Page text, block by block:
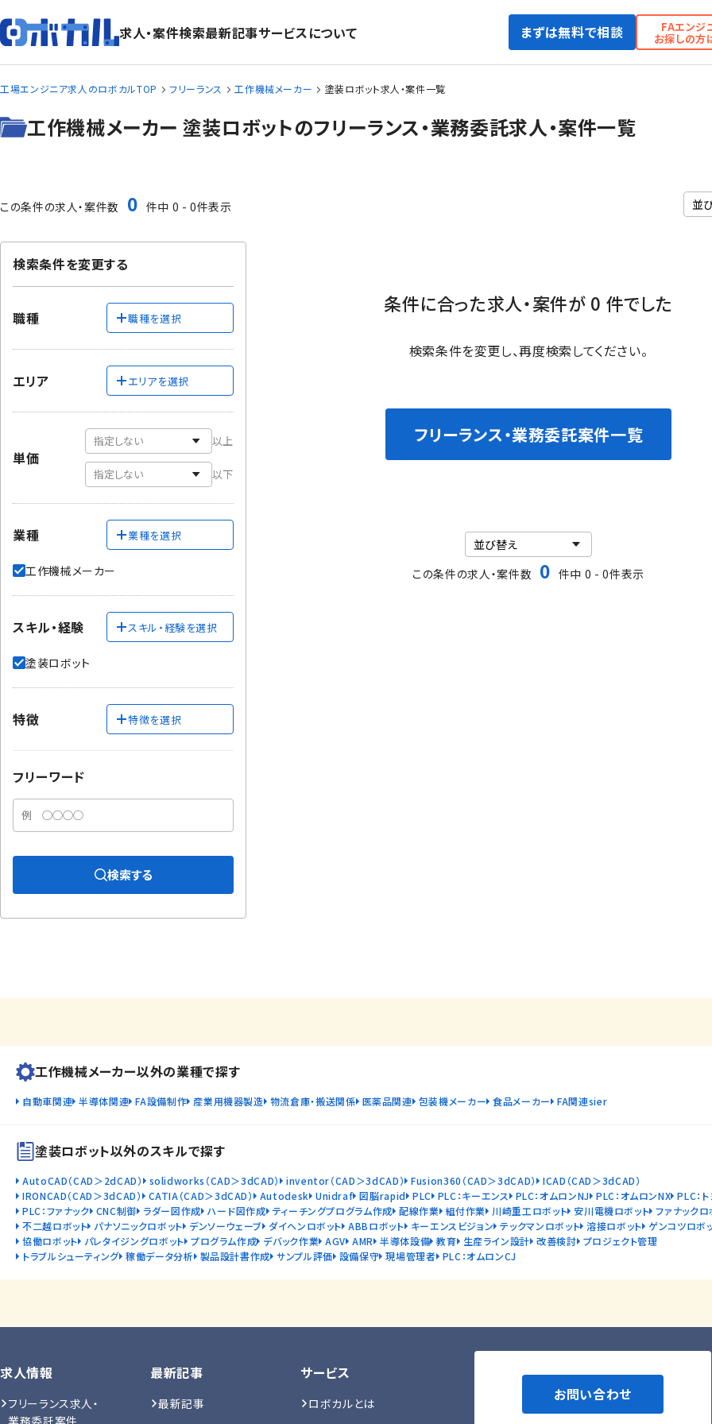
求人・案件検索最新記事サービスについて まずは無料で相談 FAエンジ
お探しの方
工場エンジニア求人のロボカルTOP フリーランス 工作機械メーカー 塗装ロボット求人・案件一覧
工作機械メーカー 塗装ロボットのフリーランス・業務委託求人・案件一覧
この条件の求人・案件数 0 件中 0 - 0件表示
条件に合った求人・案件が 0 件でした
検索条件を変更し、再度検索してください。
フリーランス・業務委託案件一覧
この条件の求人・案件数 0 件中 0 - 0件表示
検索条件を変更する
職種 職種を選択
エリア エリアを選択
単価
以上
以下
業種 業種を選択
工作機械メーカー
スキル・経験 スキル・経験を選択
塗装ロボット
特徴 特徴を選択
フリーワード
検索する
工作機械メーカー以外の業種で探す
自動車関連 半導体関連 FA設備制作 産業用機器製造 物流倉庫・搬送関係 医薬品関連 包装機メーカー 食品メーカー FA関連sier
塗装ロボット以外のスキルで探す
AutoCAD（CAD＞2dCAD） solidworks（CAD＞3dCAD） inventor（CAD＞3dCAD） Fusion360（CAD＞3dCAD）
ICAD（CAD＞3dCAD）
IRONCAD（CAD＞3dCAD）
CATIA（CAD＞3dCAD） Autodesk Unidraf 図脳rapid PLC PLC：キーエンス PLC：オムロンNJ PLC：オムロンNX PLC：
PLC：ファナック CNC制御 ラダー図作成 ハード図作成 ティーチングプログラム作成 配線作業 組付作業 川崎重工ロボット 安川電機ロボット ファナックロ
不二越ロボット パナソニックロボット デンソーウェーブ ダイヘンロボット ABBロボット キーエンスビジョン テックマンロボット 溶接ロボット ゲンコツロボ
協働ロボット パレタイジングロボット プログラム作成 デバック作業 AGV AMR 半導体設備 教育 生産ライン設計 改善検討 プロジェクト管理
トラブルシューティング 稼働データ分析 製品設計書作成 サンプル評価 設備保守 現場管理者 PLC：オムロンCJ
求人情報
フリーランス求人・
業務委託案件
最新記事
最新記事
サービス
ロボカルとは お問い合わせ